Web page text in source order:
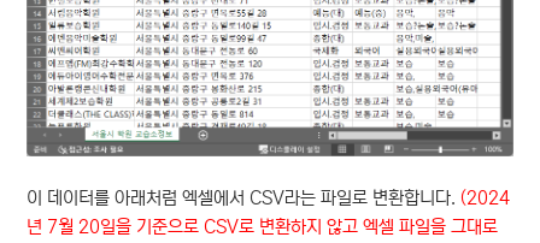
이 데이터를 아래처럼 엑셀에서 CSV라는 파일로 변환합니다. (2024
년 7월 20일을 기준으로 CSV로 변환하지 않고 엑셀 파일을 그대로